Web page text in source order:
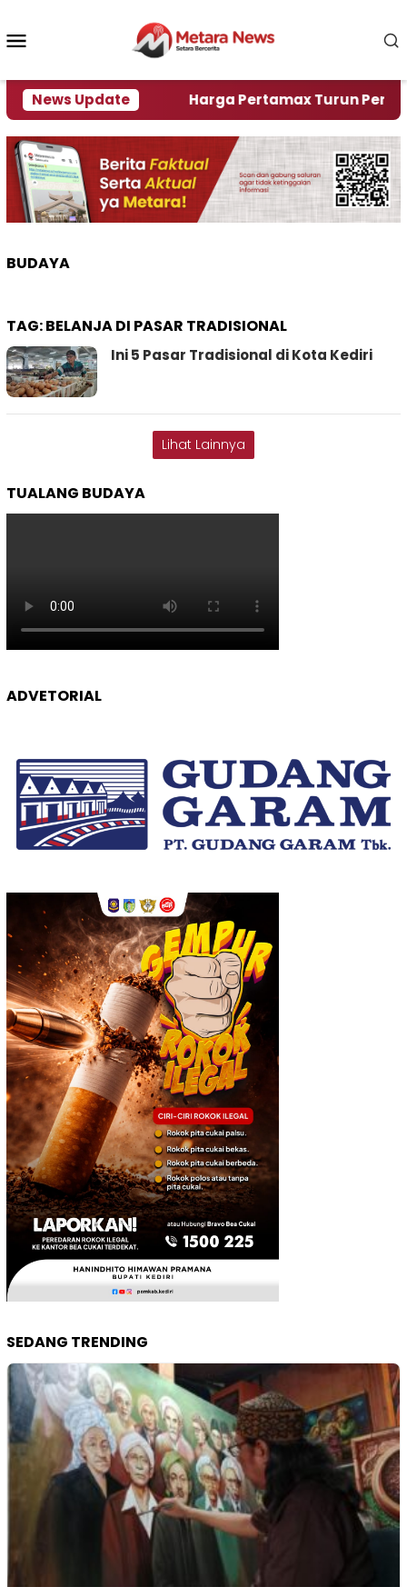
konten
News Update
Krisi Air Harga Pertamax Turun Per Hari
BUDAYA
TAG:BELANJA DI PASAR TRADISIONAL
Ini 5 Pasar Tradisional di Kota Kediri
Lihat Lainnya
TUALANG BUDAYA
ADVETORIAL
SEDANG TRENDING